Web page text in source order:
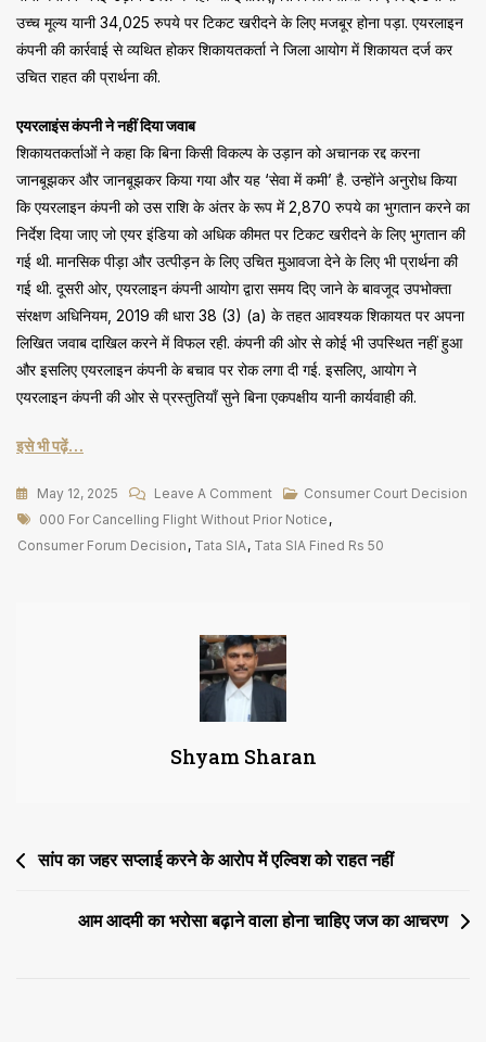
उच्च मूल्य यानी 34,025 रुपये पर टिकट खरीदने के लिए मजबूर होना पड़ा. एयरलाइन
कंपनी की कार्रवाई से व्यथित होकर शिकायतकर्ता ने जिला आयोग में शिकायत दर्ज कर
उचित राहत की प्रार्थना की.
एयरलाइंस कंपनी ने नहीं दिया जवाब
शिकायतकर्ताओं ने कहा कि बिना किसी विकल्प के उड़ान को अचानक रद्द करना
जानबूझकर और जानबूझकर किया गया और यह ‘सेवा में कमी’ है. उन्होंने अनुरोध किया
कि एयरलाइन कंपनी को उस राशि के अंतर के रूप में 2,870 रुपये का भुगतान करने का
निर्देश दिया जाए जो एयर इंडिया को अधिक कीमत पर टिकट खरीदने के लिए भुगतान की
गई थी. मानसिक पीड़ा और उत्पीड़न के लिए उचित मुआवजा देने के लिए भी प्रार्थना की
गई थी. दूसरी ओर, एयरलाइन कंपनी आयोग द्वारा समय दिए जाने के बावजूद उपभोक्ता
संरक्षण अधिनियम, 2019 की धारा 38 (3) (a) के तहत आवश्यक शिकायत पर अपना
लिखित जवाब दाखिल करने में विफल रही. कंपनी की ओर से कोई भी उपस्थित नहीं हुआ
और इसलिए एयरलाइन कंपनी के बचाव पर रोक लगा दी गई. इसलिए, आयोग ने
एयरलाइन कंपनी की ओर से प्रस्तुतियाँ सुने बिना एकपक्षीय यानी कार्यवाही की.
इसे भी पढ़ें…
May 12, 2025 Leave A CommentOn
बिना
पूर्व
करने
पर
SIA
पर
Consumer Court Decision
Tags
000 For Cancelling Flight Without Prior Notice ,
Consumer Forum Decision , Tata SIA, Tata SIA Fined Rs 50
Shyam Sharan
Postसांप का जहर सप्लाई करने के आरोप में एल्विश को राहत नहीं
आम आदमी का भरोसा बढ़ाने वाला होना चाहिए जज का आचरण